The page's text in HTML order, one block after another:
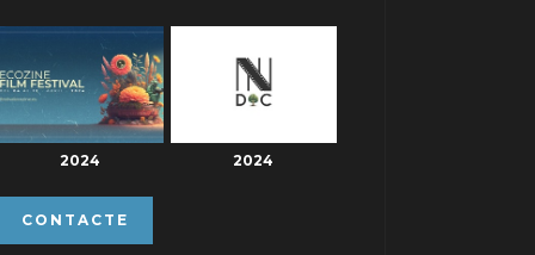
2024 2024
CONTACTE